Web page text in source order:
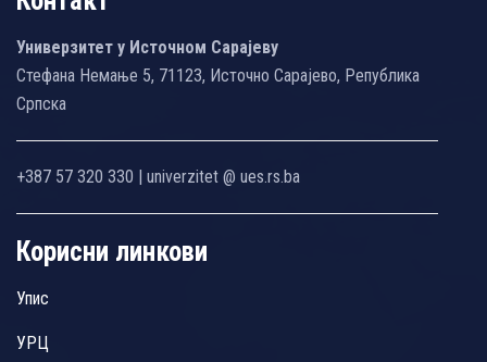
Универзитет у Источном Сарајеву
Стефана Немање 5, 71123, Источно Сарајево, Република
Српска
+387 57 320 330 | univerzitet @ ues.rs.ba
Корисни линкови
Упис
УРЦ